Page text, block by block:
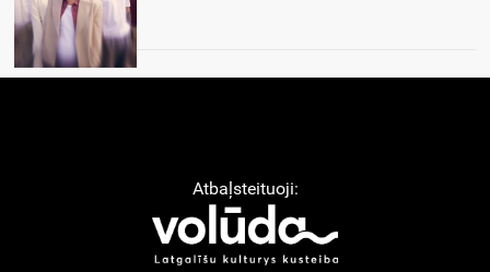
Atbaļsteituoji: